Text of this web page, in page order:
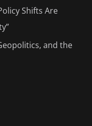
Shifts Are
and the